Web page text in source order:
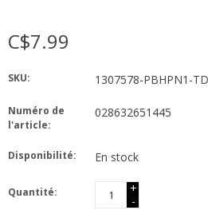
C$7.99
SKU: 1307578-PBHPN1-TD
Numéro de
l'article:
028632651445
Disponibilité: En stock
Quantité:
+
-